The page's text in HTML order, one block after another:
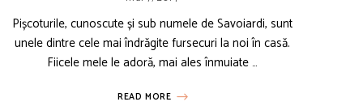
Pișcoturile, cunoscute și sub numele de Savoiardi, sunt
unele dintre cele mai îndrăgite fursecuri la noi în casă.
Fiicele mele le adoră, mai ales înmuiate …
READ MORE